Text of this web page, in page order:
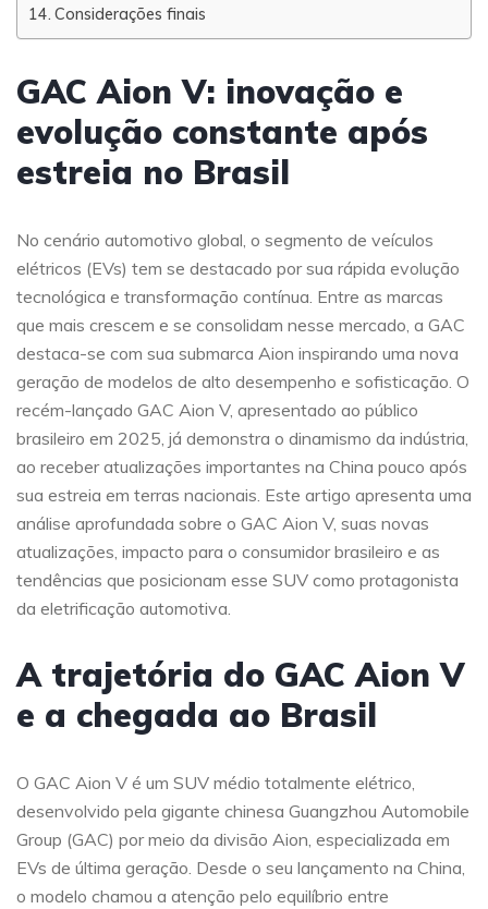
Considerações finais
GAC Aion V: inovação e
evolução constante após
estreia no Brasil
No cenário automotivo global, o segmento de veículos
elétricos (EVs) tem se destacado por sua rápida evolução
tecnológica e transformação contínua. Entre as marcas
que mais crescem e se consolidam nesse mercado, a GAC
destaca-se com sua submarca Aion inspirando uma nova
geração de modelos de alto desempenho e sofisticação. O
recém-lançado GAC Aion V, apresentado ao público
brasileiro em 2025, já demonstra o dinamismo da indústria,
ao receber atualizações importantes na China pouco após
sua estreia em terras nacionais. Este artigo apresenta uma
análise aprofundada sobre o GAC Aion V, suas novas
atualizações, impacto para o consumidor brasileiro e as
tendências que posicionam esse SUV como protagonista
da eletrificação automotiva.
A trajetória do GAC Aion V
e a chegada ao Brasil
O GAC Aion V é um SUV médio totalmente elétrico,
desenvolvido pela gigante chinesa Guangzhou Automobile
Group (GAC) por meio da divisão Aion, especializada em
EVs de última geração. Desde o seu lançamento na China,
o modelo chamou a atenção pelo equilíbrio entre